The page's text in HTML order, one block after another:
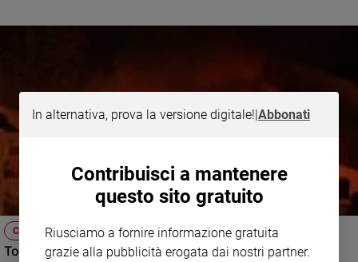
CRONACHE DELL'INTIFADA
Tomba del Patriarca: la scintilla del jihad
In alternativa, prova la versione digitale!|Abbonati
Contribuisci a mantenere
questo sito gratuito
Riusciamo a fornire informazione gratuita
grazie alla pubblicità erogata dai nostri partner.